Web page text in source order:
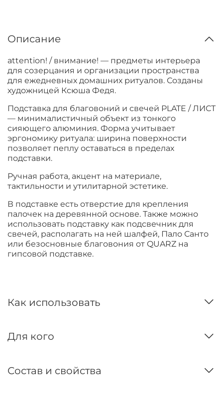
Описание
attention! / внимание! — предметы интерьера
для созерцания и организации пространства
для ежедневных домашних ритуалов. Созданы
художницей Ксюша Федя.
Подставка для благовоний и свечей PLATE / ЛИСТ
— минималистичный объект из тонкого
сияющего алюминия. Форма учитывает
эргономику ритуала: ширина поверхности
позволяет пеплу оставаться в пределах
подставки.
Ручная работа, акцент на материале,
тактильности и утилитарной эстетике.
В подставке есть отверстие для крепления
палочек на деревянной основе. Также можно
использовать подставку как подсвечник для
свечей, располагать на ней шалфей, Пало Санто
или безосновные благовония от QUARZ на
гипсовой подставке.
Как использовать
Для кого
Состав и свойства